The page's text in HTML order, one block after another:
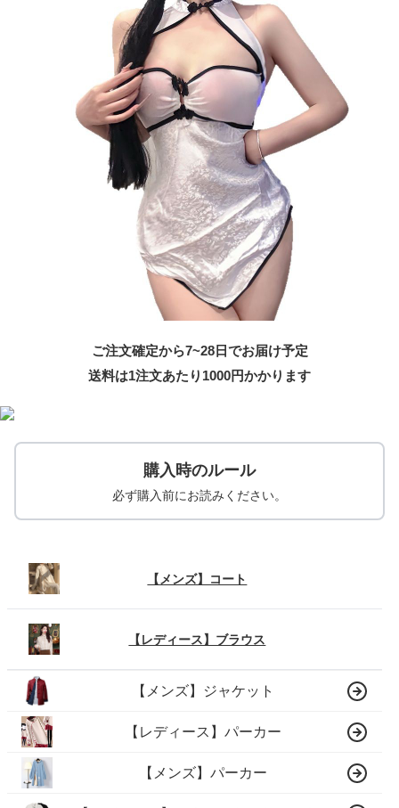
ご注文確定から7~28日でお届け予定
送料は1注文あたり 1000円かかります
購入時のルール
必ず購入前にお読みください。
【メンズ】コート
【レディース】ブラウス
【メンズ】ジャケット
【レディース】パーカー
【メンズ】パーカー